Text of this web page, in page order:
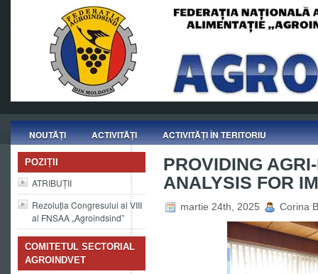
NOUTĂȚI ACTIVITĂȚI ACTIVITĂȚI ÎN TERITORIU
POZIȚII
ATRIBUȚII
Rezoluția Congresului al VIII
al FNSAA „Agroindsind”
COMITETUL SECTORIAL
AGROINDVET
PROVIDING
ANALYSIS FOR
martie 24th, 2025 Corina